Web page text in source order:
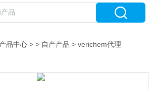
产品中心 > > 自产产品 > verichem代理